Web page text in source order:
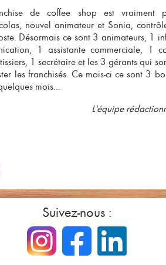
de coffee shopest vraiment
nouvel animateur et Sonia,
Désormais ce sont 3 animateurs, 1
1 assistante commerciale, 1
1 secrétaire et les 3 gérants qui
les franchisés. Ce mois-ci ce sont 3
mois...
L'équipe
Suivez-nous :